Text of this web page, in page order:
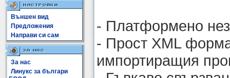
Външен вид
Предложения
Направи си сам
За нас
Линукс за българи
- Платформено
- Прост XML
импортиращия